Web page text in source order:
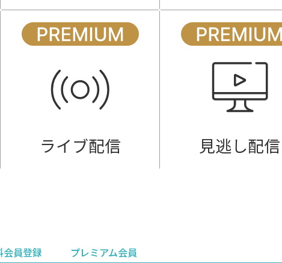
ライブ配信 見逃し配信
会員登録
プレミアム会員